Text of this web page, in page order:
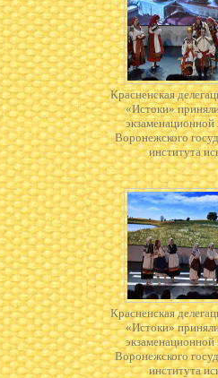
Красненская
«Истоки»
Воронежского
института
Красненская
«Истоки»
Воронежского
института